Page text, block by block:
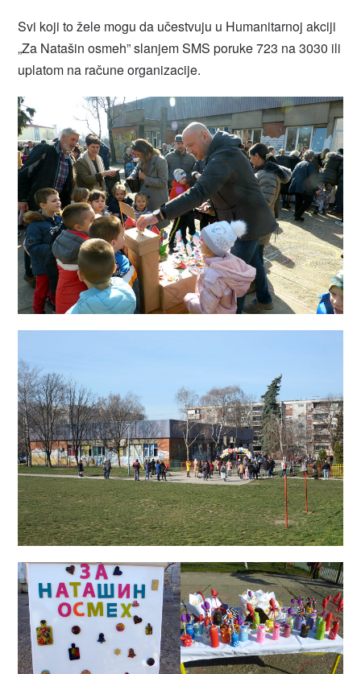
Svi koji to žele mogu da učestvuju u Humanitarnoj akciji
„Za Natašin osmeh” slanjem SMS poruke 723 na 3030 ili
uplatom na račune organizacije.